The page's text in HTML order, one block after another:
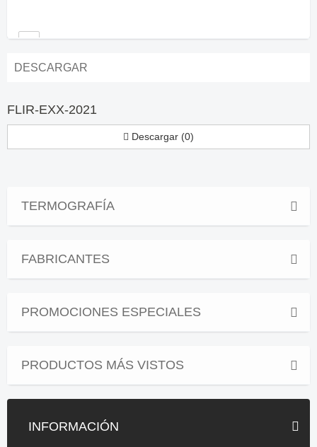
DESCARGAR
FLIR-EXX-2021
Descargar (0)
TERMOGRAFÍA
FABRICANTES
PROMOCIONES ESPECIALES
PRODUCTOS MÁS VISTOS
INFORMACIÓN